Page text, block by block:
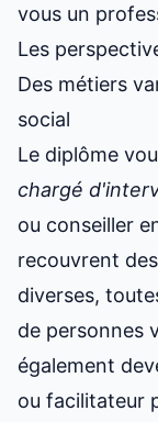
vous un
Les
Des métiers
social
Le diplôme
chargé
ou conseiller
recouvrent
diverses,
de personnes
également
ou facilitateur